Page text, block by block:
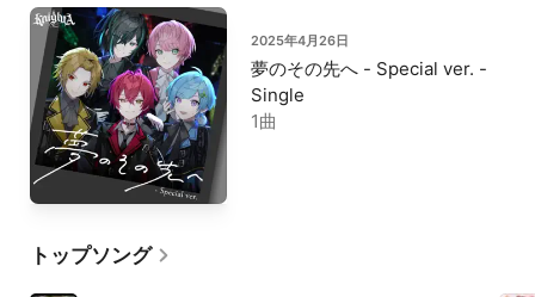
2025年4月26日
夢のその先へ - Special ver. -
Single
1曲
トップソング